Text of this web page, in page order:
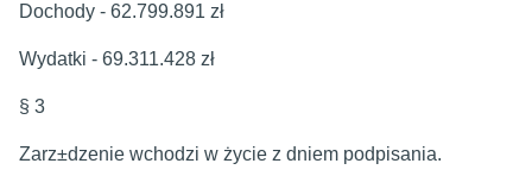
Dochody - 62.799.891 zł
Wydatki - 69.311.428 zł
§ 3
Zarz±dzenie wchodzi w życie z dniem podpisania.